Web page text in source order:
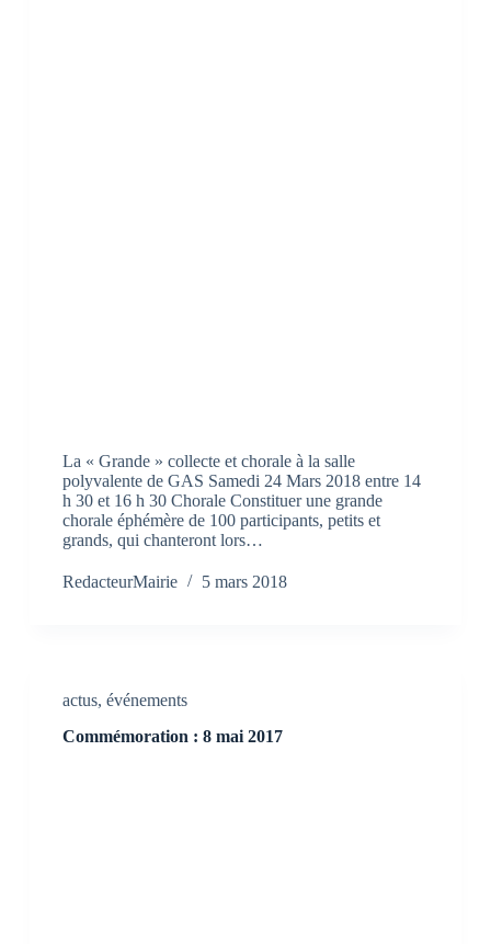
La « Grande » collecte et chorale à la salle
polyvalente de GAS Samedi 24 Mars 2018 entre 14
h 30 et 16 h 30 Chorale Constituer une grande
chorale éphémère de 100 participants, petits et
grands, qui chanteront lors…
RedacteurMairie 5 mars 2018
actus, événements
Commémoration : 8 mai 2017